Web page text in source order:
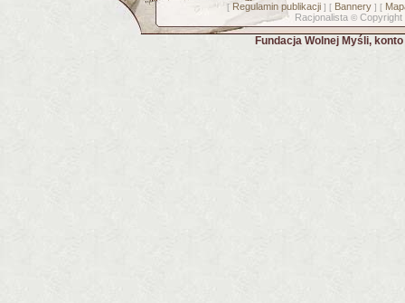
[ Regulamin publikacji] [ Bannery] [
Racjonalista © Copyright
Fundacja Wolnej Myśli,